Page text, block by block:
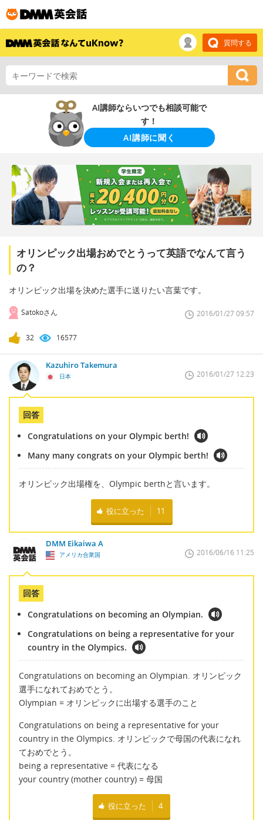
質問する
AI講師ならいつでも相談可能で
す！
AI講師に聞く
オリンピック出場おめでとうって英語でなんて言う
の？
オリンピック出場を決めた選手に送りたい言葉です。
Satokoさん 2016/01/27 09:57
32 16577
Kazuhiro Takemura
日本 2016/01/27 12:23
回答
Congratulations on your Olympic berth!
Many many congrats on your Olympic berth!
オリンピック出場権を、Olympic berthと言います。
役に立った 11
DMM Eikaiwa A
アメリカ合衆国 2016/06/16 11:25
回答
Congratulations on becoming an Olympian.
Congratulations on being a representative for your
country in the Olympics.
Congratulations on becoming an Olympian. オリンピック
選手になれておめでとう。
Olympian = オリンピックに出場する選手のこと
Congratulations on being a representative for your
country in the Olympics. オリンピックで母国の代表になれ
ておめでとう。
being a representative = 代表になる
your country (mother country) = 母国
役に立った 4